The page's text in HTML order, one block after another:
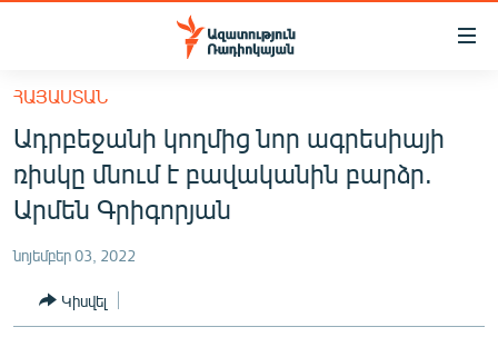
Մատչելիության
հիմնական
բովանդակությանը
Անցնել
հիմնական
մենյուին
ՀԱՅԱՍՏԱՆ
ՔԱՂԱՔԱԿԱՆ
ՀԱՍԱՐԱԿՈՒԹՅՈՒՆ
ՀԱՅԱՍՏԱՆ
Ադրբեջանի կողմից նոր ագրեսիայի
ռիսկը մնում է բավականին բարձր.
Արմեն Գրիգորյան
նոյեմբեր 03, 2022
Կիսվել